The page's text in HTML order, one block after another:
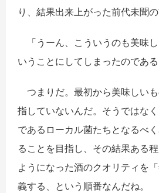
り、結果出来上がった前代未聞の
「うーん、こういうのも美味
いうことにしてしまったのである
つまりだ。最初から美味しい
指していないんだ。そうではな
であるローカル菌たちとなるべ
ることを目指し、その結果ある
ようになった酒のクオリティを
義する、という順番なんだね。